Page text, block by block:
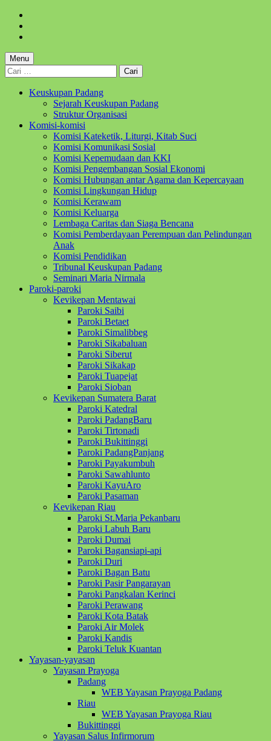
content
footer
Menu
Cari
untuk:
Keuskupan Padang
Sejarah Keuskupan Padang
Struktur Organisasi
Komisi-komisi
Komisi Kateketik, Liturgi, Kitab Suci
Komisi Komunikasi Sosial
Komisi Kepemudaan dan KKI
Komisi Pengembangan Sosial Ekonomi
Komisi Hubungan antar Agama dan Kepercayaan
Komisi Lingkungan Hidup
Komisi Kerawam
Komisi Keluarga
Lembaga Caritas dan Siaga Bencana
Komisi Pemberdayaan Perempuan dan Pelindungan
Anak
Komisi Pendidikan
Tribunal Keuskupan Padang
Seminari Maria Nirmala
Paroki-paroki
Kevikepan Mentawai
Paroki Saibi
Paroki Betaet
Paroki Simalibbeg
Paroki Sikabaluan
Paroki Siberut
Paroki Sikakap
Paroki Tuapejat
Paroki Sioban
Kevikepan Sumatera Barat
Paroki Katedral
Paroki PadangBaru
Paroki Tirtonadi
Paroki Bukittinggi
Paroki PadangPanjang
Paroki Payakumbuh
Paroki Sawahlunto
Paroki KayuAro
Paroki Pasaman
Kevikepan Riau
Paroki St.Maria Pekanbaru
Paroki Labuh Baru
Paroki Dumai
Paroki Bagansiapi-api
Paroki Duri
Paroki Bagan Batu
Paroki Pasir Pangarayan
Paroki Pangkalan Kerinci
Paroki Perawang
Paroki Kota Batak
Paroki Air Molek
Paroki Kandis
Paroki Teluk Kuantan
Yayasan-yayasan
Yayasan Prayoga
Padang
WEB Yayasan Prayoga Padang
Riau
WEB Yayasan Prayoga Riau
Bukittinggi
Yayasan Salus Infirmorum